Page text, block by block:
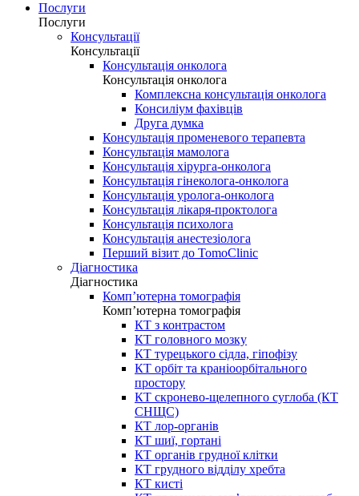
Послуги
Послуги
Консультації
Консультації
Консультація онколога
Консультація онколога
Комплексна консультація онколога
Консиліум фахівців
Друга думка
Консультація променевого терапевта
Консультація мамолога
Консультація хірурга-онколога
Консультація гінеколога-онколога
Консультація уролога-онколога
Консультація лікаря-проктолога
Консультація психолога
Консультація анестезіолога
Перший візит до TomoClinic
Діагностика
Діагностика
Комп’ютерна томографія
Комп’ютерна томографія
КТ з контрастом
КТ головного мозку
КТ турецького сідла, гіпофізу
КТ орбіт та краніоорбітального
простору
КТ скронево-щелепного суглоба (КТ
СНЩС)
КТ лор-органів
КТ шиї, гортані
КТ органів грудної клітки
КТ грудного відділу хребта
КТ кисті